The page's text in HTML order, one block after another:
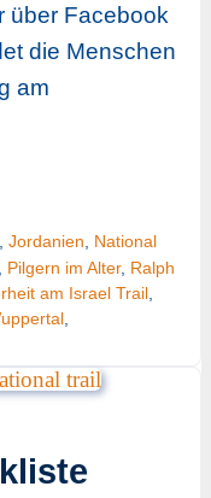
über Facebook
die Menschen
am
Jordanien
National
Pilgern im Alter, Ralph
am Israel Trail,
,